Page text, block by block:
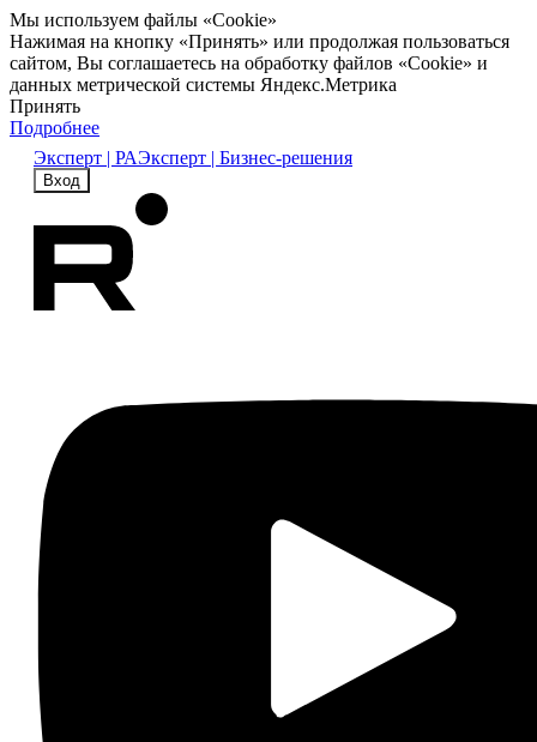
Мы используем файлы «Cookie»
Нажимая на кнопку «Принять» или продолжая пользоваться
сайтом, Вы соглашаетесь на обработку файлов «Cookie» и
данных метрической системы Яндекс.Метрика
Принять
Подробнее
Эксперт | РАЭксперт | Бизнес-решения
Вход